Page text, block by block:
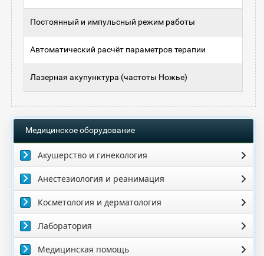
Постоянный и импульсный режим работы
Автоматический расчёт параметров терапии
Лазерная акупунктура (частоты Ножье)
Медицинское оборудование
Акушерство и гинекология
Анестезиология и реанимация
Косметология и дерматология
Лаборатория
Медицинская помощь